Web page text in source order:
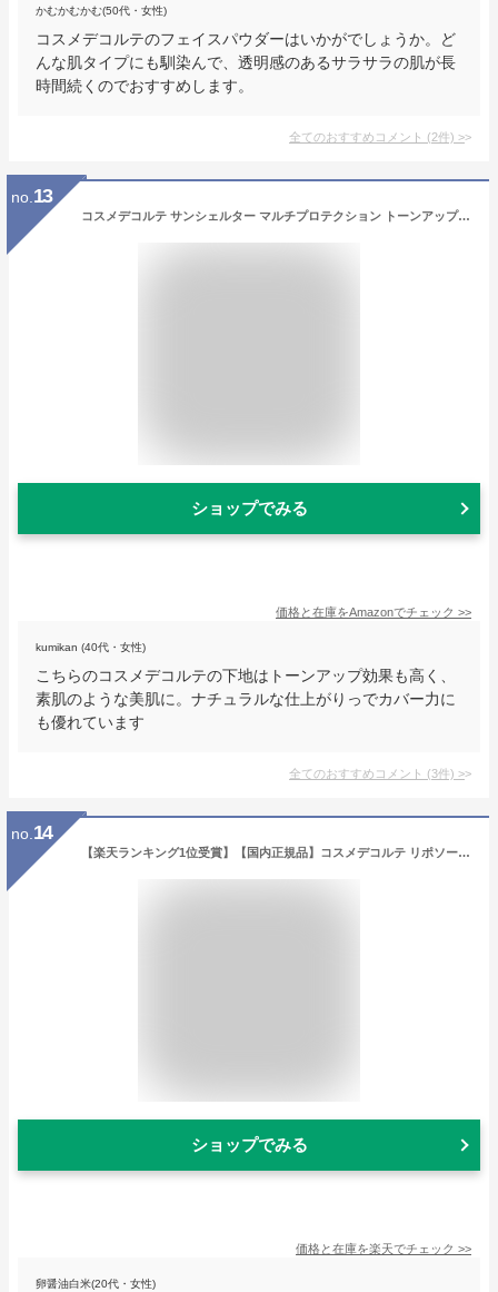
かむかむかむ(50代・女性)
コスメデコルテのフェイスパウダーはいかがでしょうか。ど
んな肌タイプにも馴染んで、透明感のあるサラサラの肌が長
時間続くのでおすすめします。
全てのおすすめコメント (2件) >
no. 13
コスメデコルテ サンシェルター マルチプロテクション トーンアップCC #02 32ml
ショップでみる
価格と在庫をAmazonでチェック >>
kumikan (40代・女性)
こちらのコスメデコルテの下地はトーンアップ効果も高く、
素肌のような美肌に。ナチュラルな仕上がりっでカバー力に
も優れています
全てのおすすめコメント (3件) >
no. 14
【楽天ランキング1位受賞】【国内正規品】コスメデコルテ リポソーム アドバンスト リペアセラム 30ml 美容液
ショップでみる
価格と在庫を楽天でチェック >>
卵醤油白米(20代・女性)